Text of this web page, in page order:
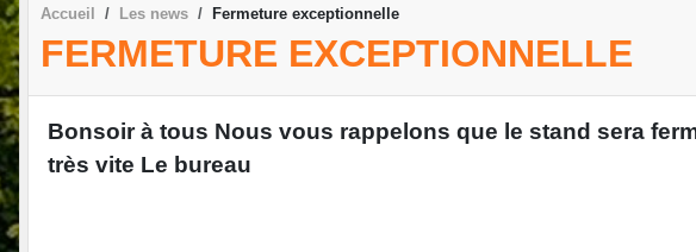
Accueil Les news Fermeture exceptionnelle
FERMETURE EXCEPTIONNELLE
Bonsoir à tous Nous vous rappelons que le stand sera
très vite Le bureau